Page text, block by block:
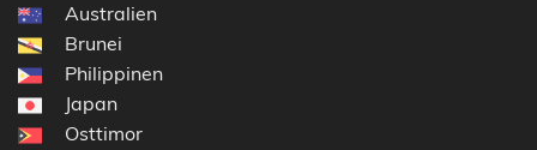
Australien
Brunei
Philippinen
Japan
Osttimor